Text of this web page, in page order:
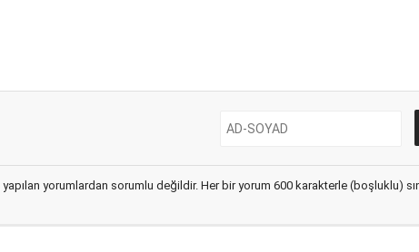
yorumlardan sorumlu değildir. Her bir yorum 600 karakterle (boşluklu)